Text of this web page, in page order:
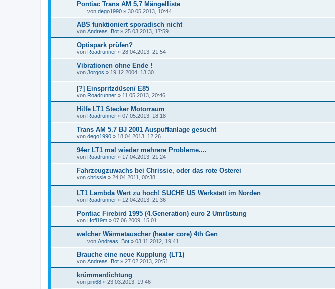
Pontiac Trans AM 5,7 Mängelliste
von dego1990 » 30.05.2013, 10:44
ABS funktioniert sporadisch nicht
von Andreas_Bot » 25.03.2013, 17:59
Optispark prüfen?
von Roadrunner » 28.04.2013, 21:54
Vibrationen ohne Ende !
von Jorgos » 19.12.2004, 13:30
[?] Einspritzdüsen/ E85
von Roadrunner » 11.05.2013, 20:46
Hilfe LT1 Stecker Motorraum
von Roadrunner » 07.05.2013, 18:18
Trans AM 5.7 BJ 2001 Auspuffanlage gesucht
von dego1990 » 18.04.2013, 12:26
94er LT1 mal wieder mehrere Probleme....
von Roadrunner » 17.04.2013, 21:24
Fahrzeugzuwachs bei Chrissie, oder das rote Osterei
von chrissie » 24.04.2011, 00:38
LT1 Lambda Wert zu hoch! SUCHE US Werkstatt im Norden
von Roadrunner » 12.04.2013, 21:36
Pontiac Firebird 1995 (4.Generation) euro 2 Umrüstung
von Hofi19m » 07.06.2009, 15:01
welcher Wärmetauscher (heater core) 4th Gen
von Andreas_Bot » 03.11.2012, 19:41
Brauche eine neue Kupplung (LT1)
von Andreas_Bot » 27.02.2013, 20:51
krümmerdichtung
von pini68 » 23.03.2013, 19:46